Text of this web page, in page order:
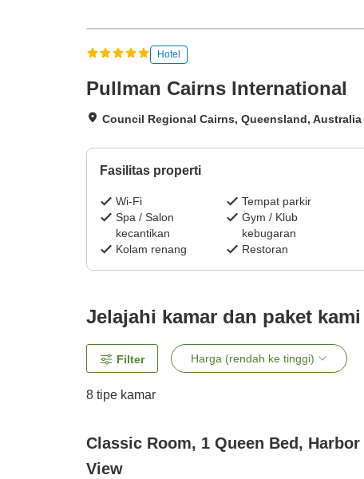
Hotel
Pullman Cairns International
Council Regional Cairns, Queensland, Australia
Fasilitas properti
Wi-Fi
Tempat parkir
Spa / Salon
kecantikan
Gym / Klub
kebugaran
Kolam renang
Restoran
Jelajahi kamar dan paket kami
Filter Harga (rendah ke tinggi)
8 tipe kamar
Classic Room, 1 Queen Bed, Harbor
View